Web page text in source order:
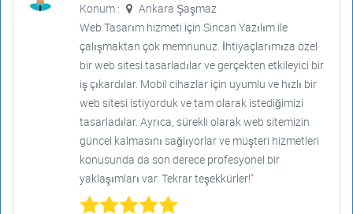
Konum :
Ankara Şaşmaz
Web Tasarım hizmeti için Sincan Yazılım ile
çalışmaktan çok memnunuz. İhtiyaçlarımıza özel
bir web sitesi tasarladılar ve gerçekten etkileyici bir
iş çıkardılar. Mobil cihazlar için uyumlu ve hızlı bir
web sitesi istiyorduk ve tam olarak istediğimizi
tasarladılar. Ayrıca, sürekli olarak web sitemizin
güncel kalmasını sağlıyorlar ve müşteri hizmetleri
konusunda da son derece profesyonel bir
yaklaşımları var. Tekrar teşekkürler!"